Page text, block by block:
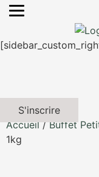
S'inscrire
Accueil/Buffet
1kg